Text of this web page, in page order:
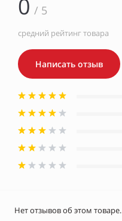
0 / 5
средний рейтинг товара
Написать отзыв
Нет отзывов об этом товаре.